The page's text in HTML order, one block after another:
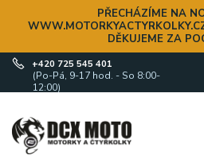
PŘECHÁZÍME NA
DĚKUJEME ZA
+420 725 545 401
(Po-Pá, 9-17 hod. - So 8:00-
12:00)